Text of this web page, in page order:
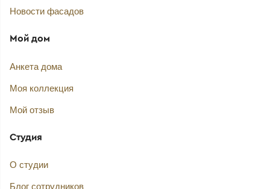
Новости фасадов
Мой дом
Анкета дома
Моя коллекция
Мой отзыв
Студия
О студии
Блог сотрудников